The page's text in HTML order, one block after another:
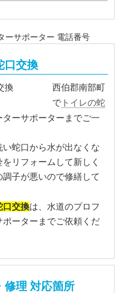
口交換
西伯郡南部町
で トイレの蛇
ーサポーターまでご一
い蛇口から水が出なくな
リフォームして新しく
子が悪いので修繕して
口交換は、水道のプロフ
ーターまでご依頼くだ
修理 対応箇所